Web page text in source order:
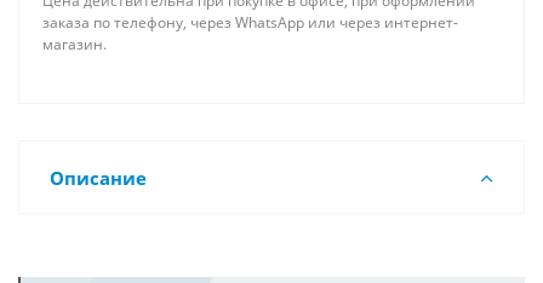
заказа по телефону, через WhatsApp или через интернет-
магазин.
Описание